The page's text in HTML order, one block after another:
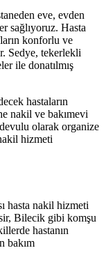
eve, evden
sağlıyoruz. Hasta
konforlu ve
Sedye, tekerlekli
ile donatılmış
hastaların
nakil ve bakımevi
olarak organize
hizmeti
hasta nakil hizmeti
Bilecik gibi komşu
hastanın
bakım